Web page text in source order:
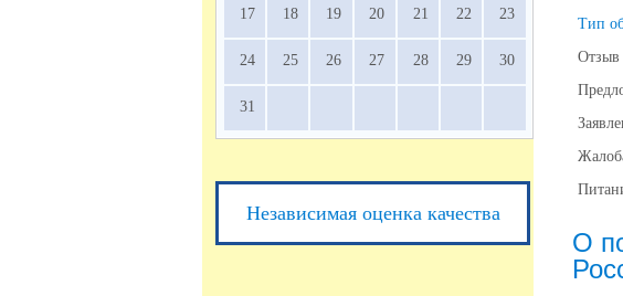
Тип
Отзыв
О
17 18 19 20 21 22 23
24 25 26 27 28 29 30
31
Независимая оценка качества